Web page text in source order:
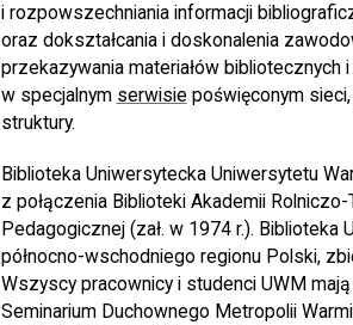
i rozpowszechniania informacji
oraz dokształcania i doskonalenia
przekazywania materiałów
w specjalnym serwisie poświęconym
struktury.
Biblioteka Uniwersytecka Uniwersytetu
z połączenia Biblioteki Akademii
Pedagogicznej (zał. w 1974 r.).
północno-wschodniego regionu Polski,
Wszyscy pracownicy i studenci UWM
Seminarium Duchownego Metropolii